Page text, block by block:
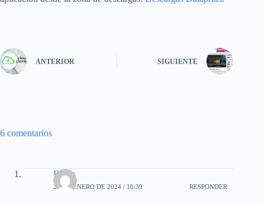
ANTERIOR SIGUIENTE
6 comentarios
Fredy
25 DE ENERO DE 2024 / 10:39 RESPONDER